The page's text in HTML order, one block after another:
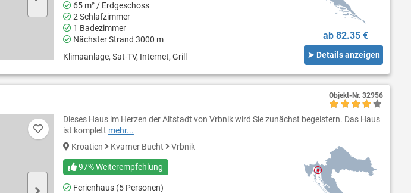
65 m² / Erdgeschoss
2 Schlafzimmer
1 Badezimmer
Nächster Strand 3000 m
Klimaanlage, Sat-TV, Internet, Grill
ab 82.35 €
➤ Details anzeigen
Dieses Haus im Herzen der Altstadt von Vrbnik wird Sie zunächst begeistern. Das Haus
ist komplett mehr...
Kroatien
Kvarner Bucht Vrbnik
97% Weiterempfehlung
Ferienhaus (5 Personen)
Objekt-Nr. 32956